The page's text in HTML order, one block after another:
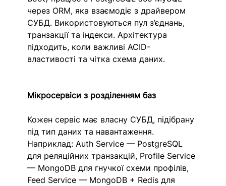
через ORM, яка взаємодіє з драйвером
СУБД. Використовуються пул з’єднань,
транзакції та індекси. Архітектура
підходить, коли важливі ACID-
властивості та чітка схема даних.
Мікросервіси з розділенням баз
Кожен сервіс має власну СУБД, підібрану
під тип даних та навантаження.
Наприклад: Auth Service — PostgreSQL
для реляційних транзакцій, Profile Service
— MongoDB для гнучкої схеми профілів,
Feed Service — MongoDB + Redis для